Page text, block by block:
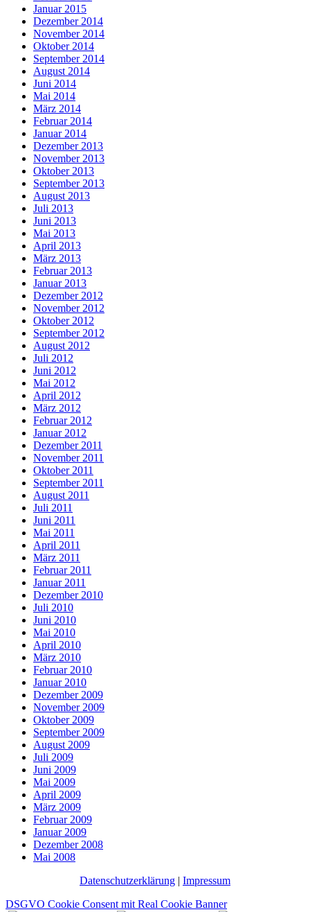
Januar 2015
Dezember 2014
November 2014
Oktober 2014
September 2014
August 2014
Juni 2014
Mai 2014
März 2014
Februar 2014
Januar 2014
Dezember 2013
November 2013
Oktober 2013
September 2013
August 2013
Juli 2013
Juni 2013
Mai 2013
April 2013
März 2013
Februar 2013
Januar 2013
Dezember 2012
November 2012
Oktober 2012
September 2012
August 2012
Juli 2012
Juni 2012
Mai 2012
April 2012
März 2012
Februar 2012
Januar 2012
Dezember 2011
November 2011
Oktober 2011
September 2011
August 2011
Juli 2011
Juni 2011
Mai 2011
April 2011
März 2011
Februar 2011
Januar 2011
Dezember 2010
Juli 2010
Juni 2010
Mai 2010
April 2010
März 2010
Februar 2010
Januar 2010
Dezember 2009
November 2009
Oktober 2009
September 2009
August 2009
Juli 2009
Juni 2009
Mai 2009
April 2009
März 2009
Februar 2009
Januar 2009
Dezember 2008
Mai 2008
Datenschutzerklärung | Impressum
DSGVO Cookie Consent mit Real Cookie Banner